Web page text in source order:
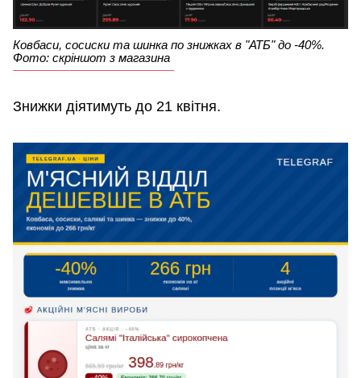
Ковбаси, сосиски та шинка по знижках в "АТБ" до -40%.
Фото: скріншот з магазина
Знижки діятимуть до 21 квітня.